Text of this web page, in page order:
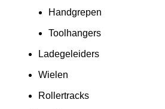
Handgrepen
Toolhangers
Ladegeleiders
Wielen
Rollertracks